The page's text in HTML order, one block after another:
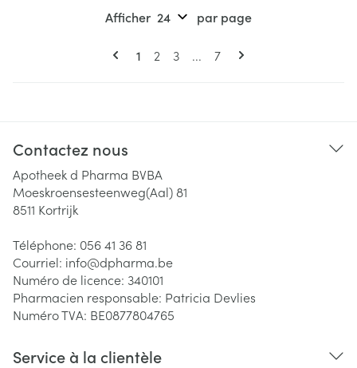
Pages
Vous lisez actuellement la page
1 Page
2 Page
3 ... Page
7
Afficher par page
Contactez nous
Apotheek d Pharma BVBA
Moeskroensesteenweg(Aal) 81
8511 Kortrijk
Téléphone: 056 41 36 81
Courriel: info@dpharma.be
Numéro de licence: 340101
Pharmacien responsable: Patricia Devlies
Numéro TVA: BE0877804765
Service à la clientèle